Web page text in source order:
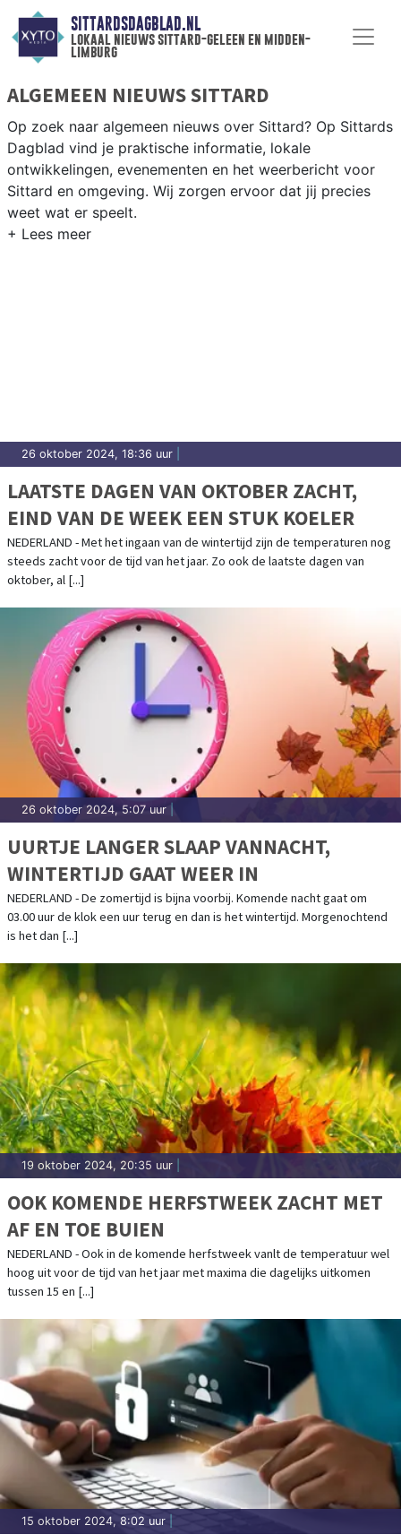
SITTARDSDAGBLAD.NL
lokaal nieuws sittard-geleen en midden-
limburg
ALGEMEEN NIEUWS SITTARD
Op zoek naar algemeen nieuws over Sittard? Op Sittards
Dagblad vind je praktische informatie, lokale
ontwikkelingen, evenementen en het weerbericht voor
Sittard en omgeving. Wij zorgen ervoor dat jij precies
weet wat er speelt.
26 oktober 2024, 18:36 uur
LAATSTE DAGEN VAN OKTOBER ZACHT,
EIND VAN DE WEEK EEN STUK KOELER
NEDERLAND - Met het ingaan van de wintertijd zijn de temperaturen nog
steeds zacht voor de tijd van het jaar. Zo ook de laatste dagen van
oktober, al [...]
26 oktober 2024, 5:07 uur
UURTJE LANGER SLAAP VANNACHT,
WINTERTIJD GAAT WEER IN
NEDERLAND - De zomertijd is bijna voorbij. Komende nacht gaat om
03.00 uur de klok een uur terug en dan is het wintertijd. Morgenochtend
is het dan [...]
19 oktober 2024, 20:35 uur
OOK KOMENDE HERFSTWEEK ZACHT MET
AF EN TOE BUIEN
NEDERLAND - Ook in de komende herfstweek vanlt de temperatuur wel
hoog uit voor de tijd van het jaar met maxima die dagelijks uitkomen
tussen 15 en [...]
15 oktober 2024, 8:02 uur